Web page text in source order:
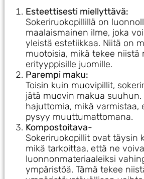
Esteettisesti miellyttävä:
Sokeriruokopillillä on
maalaismainen ilme, joka
yleistä estetiikkaa. Niitä on
muotoisia, mikä tekee niistä
erityyppisille juomille.
Parempi maku:
Toisin kuin muovipillit,
jätä muovin makua suuhun.
hajuttomia, mikä varmistaa,
pysyy muuttumattomana.
Kompostoitava-
Sokeriruokopillit ovat täysin
mikä tarkoittaa, että ne
luonnonmateriaaleiksi
ympäristöä. Tämä tekee